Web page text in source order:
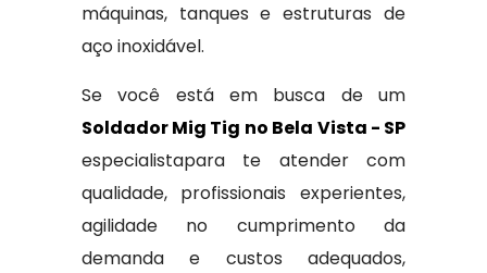
máquinas, tanques e estruturas de
aço inoxidável.
Se você está em busca de um
Soldador Mig Tig no Bela Vista - SP
especialistapara te atender com
qualidade, profissionais experientes,
agilidade no cumprimento da
demanda e custos adequados,